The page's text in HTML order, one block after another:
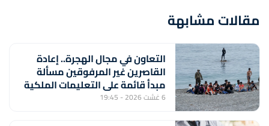
مقالات مشابهة
التعاون في مجال الهجرة.. إعادة
القاصرين غير المرفوقين مسألة
مبدأ قائمة على التعليمات الملكية
السامية (مصدر دبلوماسي)
6 غشت 2026 - 19:45